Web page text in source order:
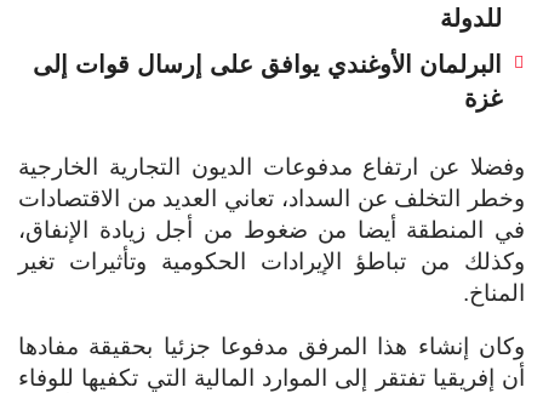
للدولة
البرلمان الأوغندي يوافق على إرسال قوات إلى
غزة
وفضلا عن ارتفاع مدفوعات الديون التجارية الخارجية
وخطر التخلف عن السداد، تعاني العديد من الاقتصادات
في المنطقة أيضا من ضغوط من أجل زيادة الإنفاق،
وكذلك من تباطؤ الإيرادات الحكومية وتأثيرات تغير
المناخ.
وكان إنشاء هذا المرفق مدفوعا جزئيا بحقيقة مفادها
أن إفريقيا تفتقر إلى الموارد المالية التي تكفيها للوفاء